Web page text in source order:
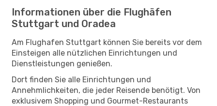
Informationen über die Flughäfen
Stuttgart und Oradea
Am Flughafen Stuttgart können Sie bereits vor dem
Einsteigen alle nützlichen Einrichtungen und
Dienstleistungen genießen.
Dort finden Sie alle Einrichtungen und
Annehmlichkeiten, die jeder Reisende benötigt. Von
exklusivem Shopping und Gourmet-Restaurants